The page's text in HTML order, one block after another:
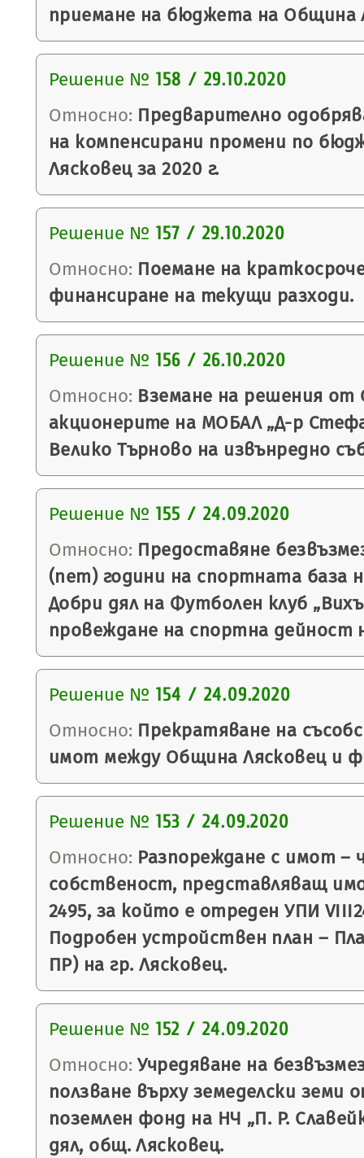
приемане на бюджета на Община
Решение № 158 / 29.10.2020
Относно: Предварително
на компенсирани промени по
Лясковец за 2020 г.
Решение № 157 / 29.10.2020
Относно: Поемане на
финансиране на текущи разходи.
Решение № 156 / 26.10.2020
Относно: Вземане на решения
акционерите на МОБАЛ „Д-р
Велико Търново на извънредно
Решение № 155 / 24.09.2020
Относно: Предоставяне
(пет) години на спортната база
Добри дял на Футболен клуб
провеждане на спортна дейност
Решение № 154 / 24.09.2020
Относно: Прекратяване на
имот между Община Лясковец и
Решение № 153 / 24.09.2020
Относно: Разпореждане с имот –
собственост, представляващ
2495, за който е отреден УПИ
Подробен устройствен план –
ПР) на гр. Лясковец.
Решение № 152 / 24.09.2020
Относно: Учредяване на
ползване върху земеделски земи
поземлен фонд на НЧ „П. Р.
дял, общ. Лясковец.